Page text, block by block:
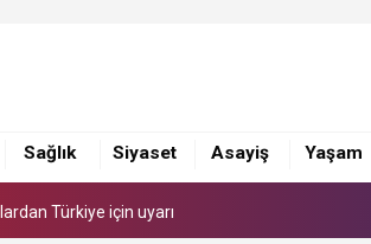
Sağlık Siyaset Asayiş Yaşam
sağım makinesi
süt sağım makinesi